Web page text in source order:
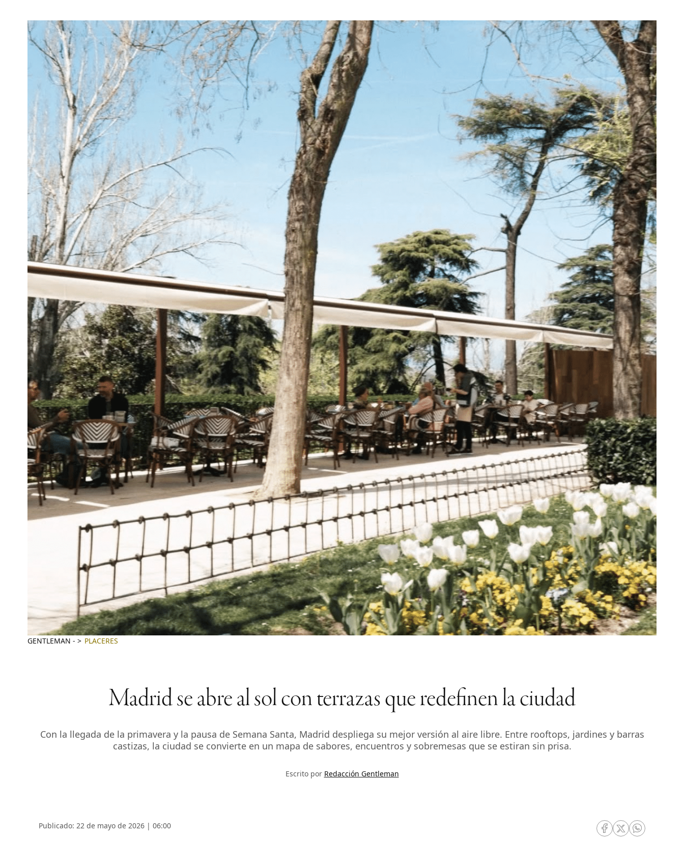
GENTLEMAN - PLACERES
Madrid se abre al sol con terrazas que redefinen la ciudad
Con la llegada de la primavera y la pausa de Semana Santa, Madrid despliega su mejor versión al aire libre. Entre rooftops, jardines y barras
castizas, la ciudad se convierte en un mapa de sabores, encuentros y sobremesas que se estiran sin prisa.
Escrito por Redacción Gentleman
Publicado: 22 de mayo de 2026 | 06:00
RRSS Facebook
RRSS Twitter
RRSS